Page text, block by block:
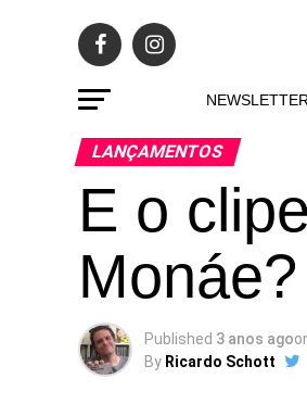
NEWSLETTER
LANÇAMENTOS
E o
Monáe?
Published 3 anos ago
By Ricardo Schott